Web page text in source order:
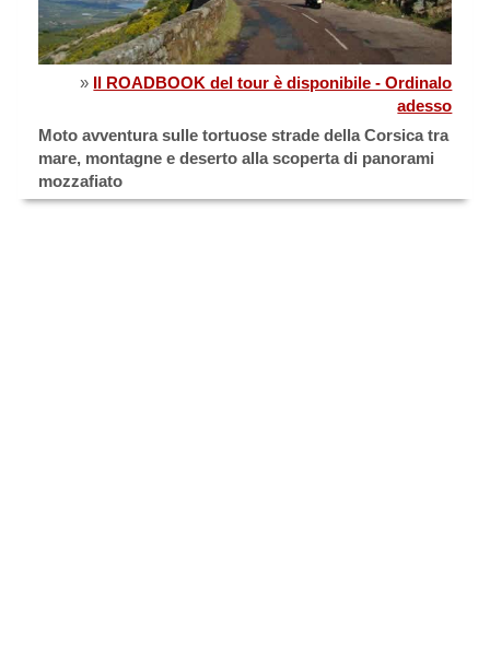
» Il ROADBOOK del tour è disponibile - Ordinalo
adesso
Moto avventura sulle tortuose strade della Corsica tra
mare, montagne e deserto alla scoperta di panorami
mozzafiato